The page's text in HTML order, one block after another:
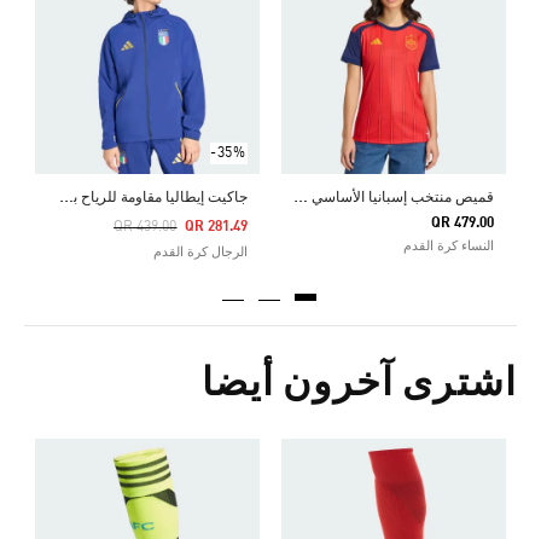
ق
ميص منتخب إسبانيا الأساسي لعام 2026
QR 479.00
النساء كرة القدم
-35%
ج
اكيت إيطاليا مقاومة للرياح بسحاب كامل TIRO TRAVEL
Price Reduced From
QR 439.00
To QR 281.49
الرجال كرة القدم
اشترى آخرون أيضا
Price Reduced From